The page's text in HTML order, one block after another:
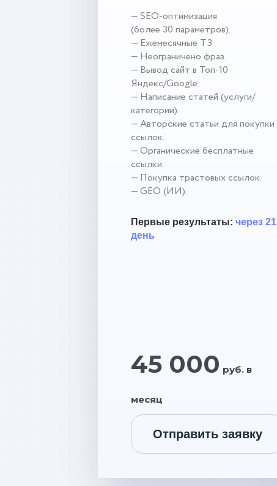
— SEO-оптимизация
(более 30 параметров).
— Ежемесячные ТЗ
— Неограничено фраз.
— Вывод сайт в Топ-10
Яндекс/Google.
— Написание статей (услуги/
категории).
— Авторские статьи для покупки
ссылок.
— Органические бесплатные
ссылки.
— Покупка трастовых ссылок.
— GEO (ИИ).
Первые результаты: через 21
день
45 000 руб. в
месяц
Отправить заявку